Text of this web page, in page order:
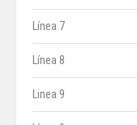
Línea 7
Línea 8
Linea 9